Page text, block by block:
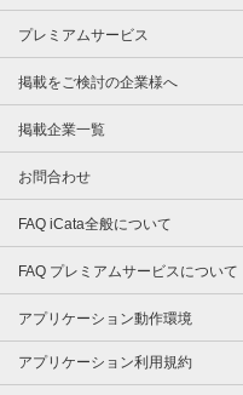
プレミアムサービス
掲載をご検討の企業様へ
掲載企業一覧
お問合わせ
FAQ iCata全般について
FAQ プレミアムサービスについて
アプリケーション動作環境
アプリケーション利用規約